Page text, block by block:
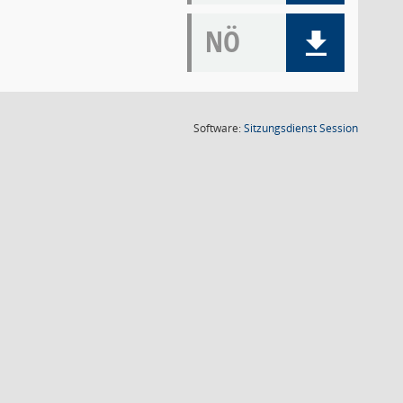
NÖ
Software:SitzungsdienstSession(Wird in